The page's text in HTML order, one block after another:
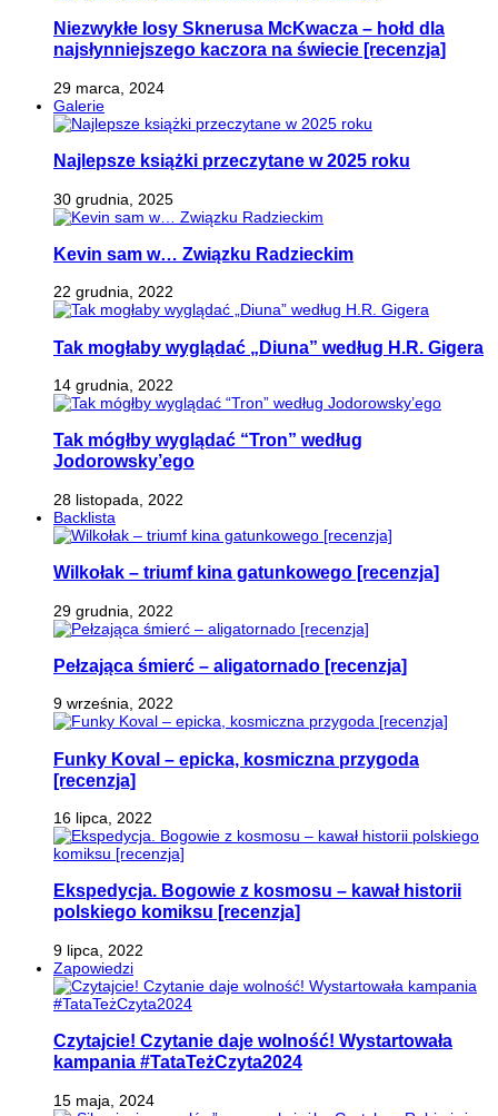
Niezwykłe losy Sknerusa McKwacza – hołd dla
najsłynniejszego kaczora na świecie [recenzja]
29 marca, 2024
Galerie
Najlepsze książki przeczytane w 2025 roku
30 grudnia, 2025
Kevin sam w… Związku Radzieckim
22 grudnia, 2022
Tak mogłaby wyglądać „Diuna” według H.R. Gigera
14 grudnia, 2022
Tak mógłby wyglądać “Tron” według
Jodorowsky’ego
28 listopada, 2022
Backlista
Wilkołak – triumf kina gatunkowego [recenzja]
29 grudnia, 2022
Pełzająca śmierć – aligatornado [recenzja]
9 września, 2022
Funky Koval – epicka, kosmiczna przygoda
[recenzja]
16 lipca, 2022
Ekspedycja. Bogowie z kosmosu – kawał historii
polskiego komiksu [recenzja]
9 lipca, 2022
Zapowiedzi
Czytajcie! Czytanie daje wolność! Wystartowała
kampania #TataTeżCzyta2024
15 maja, 2024